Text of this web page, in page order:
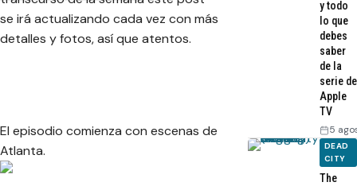
se irá actualizando cada vez con más
detalles y fotos, así que atentos.
El episodio comienza con escenas de
Atlanta.
y todo
lo que
debes
saber
de la
serie de
Apple
TV
5
DEAD
CITY
The